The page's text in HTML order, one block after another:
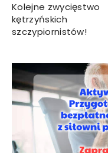
Kolejne zwycięstwo
kętrzyńskich
szczypiornistów!